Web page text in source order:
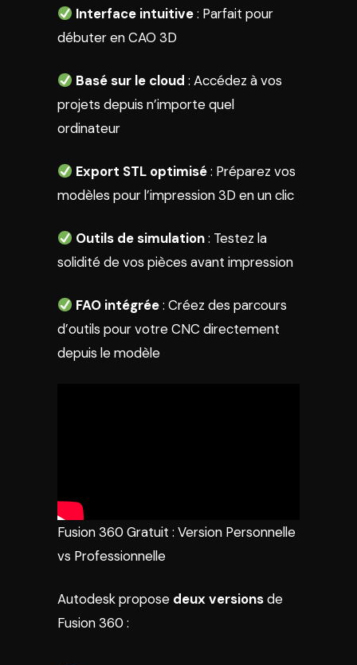
Interface intuitive: Parfait pour
débuter en CAO 3D
Basé sur le cloud : Accédez à vos
projets depuis n’importe quel
ordinateur
Export STL optimisé: Préparez vos
modèles pour l’impression 3D en un clic
Outils de simulation: Testez la
solidité de vos pièces avant impression
FAO intégrée: Créez des parcours
d’outils pour votre CNC directement
depuis le modèle
Fusion 360 Gratuit : Version Personnelle
vs Professionnelle
Autodesk propose deux versionsde
Fusion 360 :